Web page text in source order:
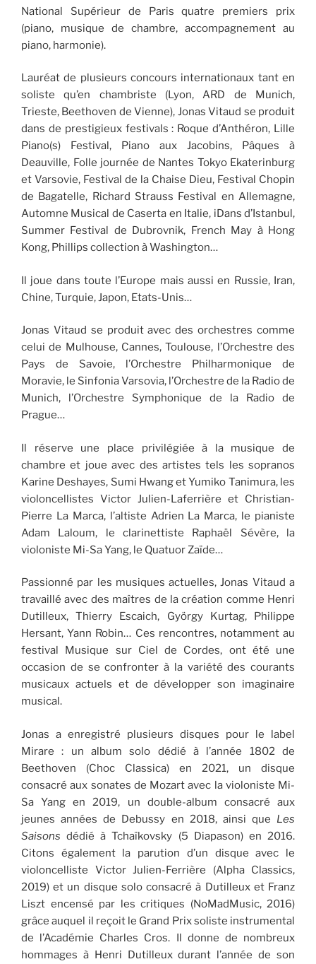
National Supérieur de Paris quatre premiers prix
(piano, musique de chambre, accompagnement au
piano, harmonie).
Lauréat de plusieurs concours internationaux tant en
soliste qu’en chambriste (Lyon, ARD de Munich,
Trieste, Beethoven de Vienne), Jonas Vitaud se produit
dans de prestigieux festivals : Roque d’Anthéron, Lille
Piano(s) Festival, Piano aux Jacobins, Pâques à
Deauville, Folle journée de Nantes Tokyo Ekaterinburg
et Varsovie, Festival de la Chaise Dieu, Festival Chopin
de Bagatelle, Richard Strauss Festival en Allemagne,
Automne Musical de Caserta en Italie, iDans d’Istanbul,
Summer Festival de Dubrovnik, French May à Hong
Kong, Phillips collection à Washington…
Il joue dans toute l’Europe mais aussi en Russie, Iran,
Chine, Turquie, Japon, Etats-Unis…
Jonas Vitaud se produit avec des orchestres comme
celui de Mulhouse, Cannes, Toulouse, l’Orchestre des
Pays de Savoie, l’Orchestre Philharmonique de
Moravie, le Sinfonia Varsovia, l’Orchestre de la Radio de
Munich, l’Orchestre Symphonique de la Radio de
Prague…
Il réserve une place privilégiée à la musique de
chambre et joue avec des artistes tels les sopranos
Karine Deshayes, Sumi Hwang et Yumiko Tanimura, les
violoncellistes Victor Julien-Laferrière et Christian-
Pierre La Marca, l’altiste Adrien La Marca, le pianiste
Adam Laloum, le clarinettiste Raphaël Sévère, la
violoniste Mi-Sa Yang, le Quatuor Zaïde…
Passionné par les musiques actuelles, Jonas Vitaud a
travaillé avec des maîtres de la création comme Henri
Dutilleux, Thierry Escaich, György Kurtag, Philippe
Hersant, Yann Robin… Ces rencontres, notamment au
festival Musique sur Ciel de Cordes, ont été une
occasion de se confronter à la variété des courants
musicaux actuels et de développer son imaginaire
musical.
Jonas a enregistré plusieurs disques pour le label
Mirare : un album solo dédié à l’année 1802 de
Beethoven (Choc Classica) en 2021, un disque
consacré aux sonates de Mozart avec la violoniste Mi-
Sa Yang en 2019, un double-album consacré aux
jeunes années de Debussy en 2018, ainsi que Les
Saisonsdédié à Tchaïkovsky (5 Diapason) en 2016.
Citons également la parution d’un disque avec le
violoncelliste Victor Julien-Ferrière (Alpha Classics,
2019) et un disque solo consacré à Dutilleux et Franz
Liszt encensé par les critiques (NoMadMusic, 2016)
grâce auquel il reçoit le Grand Prix soliste instrumental
de l’Académie Charles Cros. Il donne de nombreux
hommages à Henri Dutilleux durant l’année de son